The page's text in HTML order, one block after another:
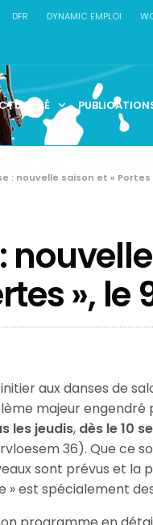
DFR DYNAMIC EMPLOI
: nouvelle saison et «
»,
aux danses de
majeur engendré
les jeudis, dès le 10
36). Que ce
sont prévus et la
» est spécialement